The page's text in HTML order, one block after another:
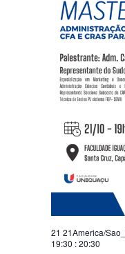
21 21America/
19:30 :20:30